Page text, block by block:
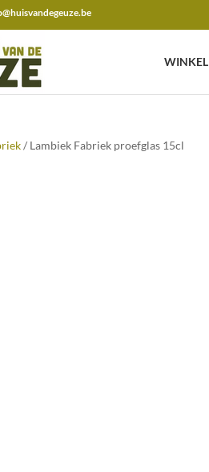
WINKEL
/ Lambiek Fabriek proefglas 15cl